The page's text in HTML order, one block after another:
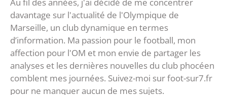
Au fil des années, j'ai décidé de me concentrer
davantage sur l'actualité de l'Olympique de
Marseille, un club dynamique en termes
d’information. Ma passion pour le football, mon
affection pour l'OM et mon envie de partager les
analyses et les dernières nouvelles du club phocéen
comblent mes journées. Suivez-moi sur foot-sur7.fr
pour ne manquer aucun de mes sujets.